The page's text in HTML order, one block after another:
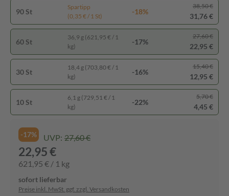
90 St
Spartipp
(0,35 € / 1 St)
-18%
38,50 €
31,76 €
60 St
36,9 g (621,95 € / 1
kg)
-17%
27,60 €
22,95 €
30 St
18,4 g (703,80 € / 1
kg)
-16%
15,40 €
12,95 €
10 St
6,1 g (729,51 € / 1
kg)
-22%
5,70 €
4,45 €
-17% UVP: 27,60 €
22,95 €
621,95 € / 1 kg
sofort lieferbar
Preise inkl. MwSt. ggf. zzgl. Versandkosten